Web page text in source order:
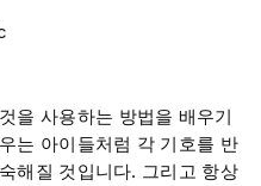
을 사용하는 방법을 배우기
는 아이들처럼 각 기호를 반
해질 것입니다. 그리고 항상